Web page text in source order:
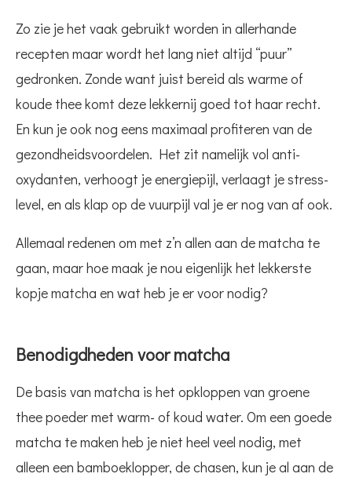
Zo zie je het vaak gebruikt worden in allerhande
recepten maar wordt het lang niet altijd “puur”
gedronken. Zonde want juist bereid als warme of
koude thee komt deze lekkernij goed tot haar recht.
En kun je ook nog eens maximaal profiteren van de
gezondheidsvoordelen. Het zit namelijk vol anti-
oxydanten, verhoogt je energiepijl, verlaagt je stress-
level, en als klap op de vuurpijl val je er nog van af ook.
Allemaal redenen om met z’n allen aan de matcha te
gaan, maar hoe maak je nou eigenlijk het lekkerste
kopje matcha en wat heb je er voor nodig?
Benodigdheden voor matcha
De basis van matcha is het opkloppen van groene
thee poeder met warm- of koud water. Om een goede
matcha te maken heb je niet heel veel nodig, met
alleen een bamboeklopper, de chasen, kun je al aan de